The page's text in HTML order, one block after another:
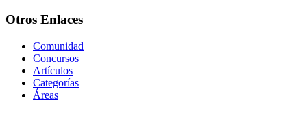
Otros Enlaces
Comunidad
Concursos
Artículos
Categorías
Áreas